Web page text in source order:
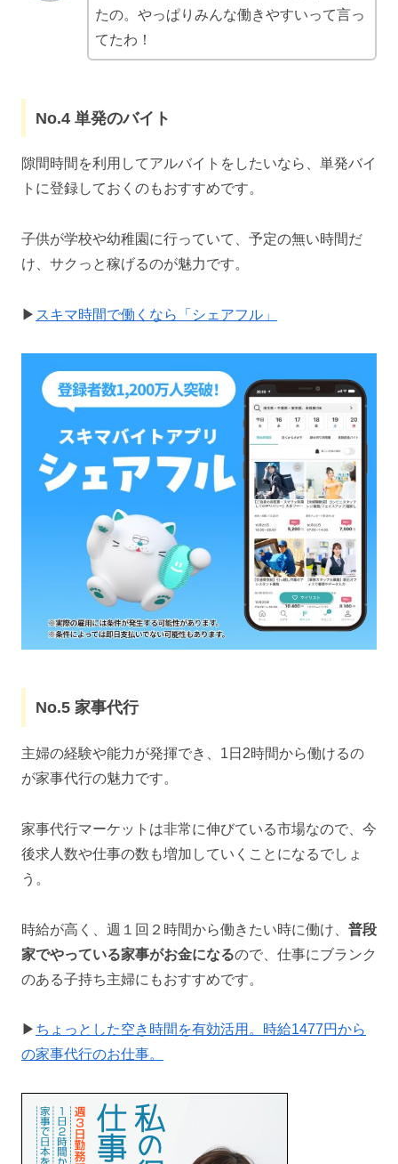
たの。やっぱりみんな働きやすいって言っ
てたわ！
No.4 単発のバイト
隙間時間を利用してアルバイトをしたいなら、単発バイ
トに登録しておくのもおすすめです。
子供が学校や幼稚園に行っていて、予定の無い時間だ
け、サクっと稼げるのが魅力です。
▶ スキマ時間で働くなら「シェアフル」
No.5 家事代行
主婦の経験や能力が発揮でき、1日2時間から働けるの
が家事代行の魅力です。
家事代行マーケットは非常に伸びている市場なので、今
後求人数や仕事の数も増加していくことになるでしょ
う。
時給が高く、週１回２時間から働きたい時に働け、 普段
家でやっている家事がお金になるので、仕事にブランク
のある子持ち主婦にもおすすめです。
▶ ちょっとした空き時間を有効活用。時給1477円から
の家事代行のお仕事。